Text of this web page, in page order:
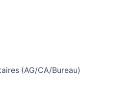
(AG/CA/Bureau)